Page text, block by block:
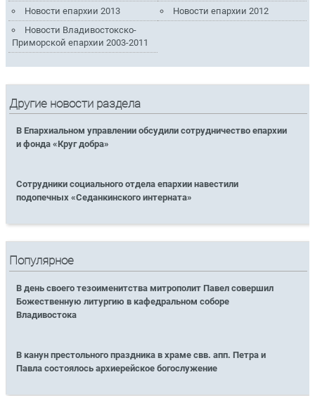
Новости епархии 2013
Новости епархии 2012
Новости Владивостокско-
Приморской епархии 2003-2011
Другие новости раздела
В Епархиальном управлении обсудили сотрудничество епархии
и фонда «Круг добра»
Сотрудники социального отдела епархии навестили
подопечных «Седанкинского интерната»
Популярное
В день своего тезоименитства митрополит Павел совершил
Божественную литургию в кафедральном соборе
Владивостока
В канун престольного праздника в храме свв. апп. Петра и
Павла состоялось архиерейское богослужение